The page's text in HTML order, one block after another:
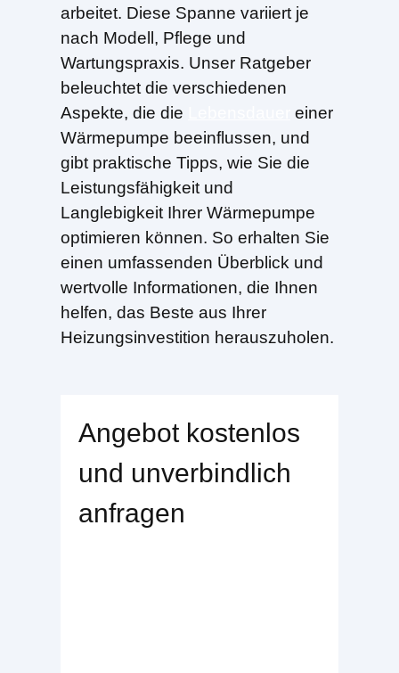
arbeitet. Diese Spanne variiert je
nach Modell, Pflege und
Wartungspraxis. Unser Ratgeber
beleuchtet die verschiedenen
Aspekte, die die
einer
Wärmepumpe beeinflussen, und
gibt praktische Tipps, wie Sie die
Leistungsfähigkeit und
Langlebigkeit Ihrer Wärmepumpe
optimieren können. So erhalten Sie
einen umfassenden Überblick und
wertvolle Informationen, die Ihnen
helfen, das Beste aus Ihrer
Heizungsinvestition herauszuholen.
Angebot kostenlos
und unverbindlich
anfragen